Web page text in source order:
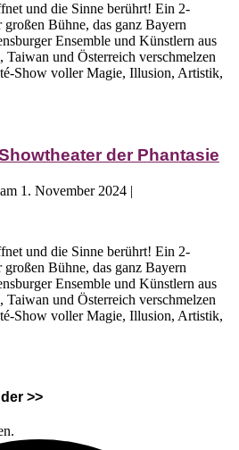
und die Sinne berührt! Ein 2-
Bühne, das ganz Bayern
Ensemble und Künstlern aus
und Österreich verschmelzen
Show voller Magie, Illusion, Artistik,
der Phantasie
1. November 2024 |
und die Sinne berührt! Ein 2-
Bühne, das ganz Bayern
Ensemble und Künstlern aus
und Österreich verschmelzen
Show voller Magie, Illusion, Artistik,
>>